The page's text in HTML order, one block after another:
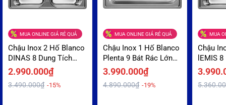
MUA ONLINE GIÁ RẺ QUÁ
Chậu Inox 2 Hố Blanco
DINAS 8 Dung Tích
Chứa Lớn Và Sâu Giá
2.990.000₫
3.490.000₫ -15%
MUA ONLINE GIÁ RẺ QUÁ
Chậu Inox 1 Hố Blanco
Plenta 9 Bát Rác Lớn
Ngăn Mùi Giá Ưu Đãi
3.990.000₫
4.890.000₫ -19%
MUA
Chậu
lEMIS
Pro
Mãi